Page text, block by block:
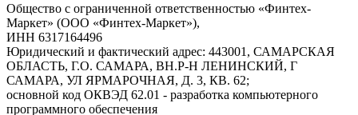
Общество с ограниченной ответственностью «Финтех-
Маркет» (ООО «Финтех-Маркет»),
ИНН 6317164496
Юридический и фактический адрес: 443001, САМАРСКАЯ
ОБЛАСТЬ, Г.О. САМАРА, ВН.Р-Н ЛЕНИНСКИЙ, Г
САМАРА, УЛ ЯРМАРОЧНАЯ, Д. 3, КВ. 62;
основной код ОКВЭД 62.01 - разработка компьютерного
программного обеспечения